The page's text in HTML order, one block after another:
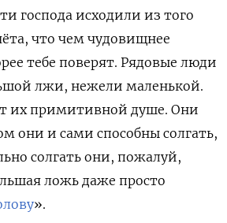
господа исходили из того
что чем чудовищнее
тебе поверят. Рядовые люди
лжи, нежели маленькой.
их примитивной душе. Они
они и сами способны солгать,
солгать они, пожалуй,
ложь даже просто
».